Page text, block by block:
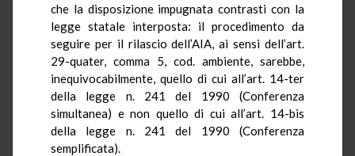
che la disposizione impugnata contrasti con la
legge statale interposta: il procedimento da
seguire per il rilascio dell’AIA, ai sensi dell’art.
29-quater, comma 5, cod. ambiente, sarebbe,
inequivocabilmente, quello di cui all’art. 14-ter
della legge n. 241 del 1990 (Conferenza
simultanea) e non quello di cui all’art. 14-bis
della legge n. 241 del 1990 (Conferenza
semplificata).